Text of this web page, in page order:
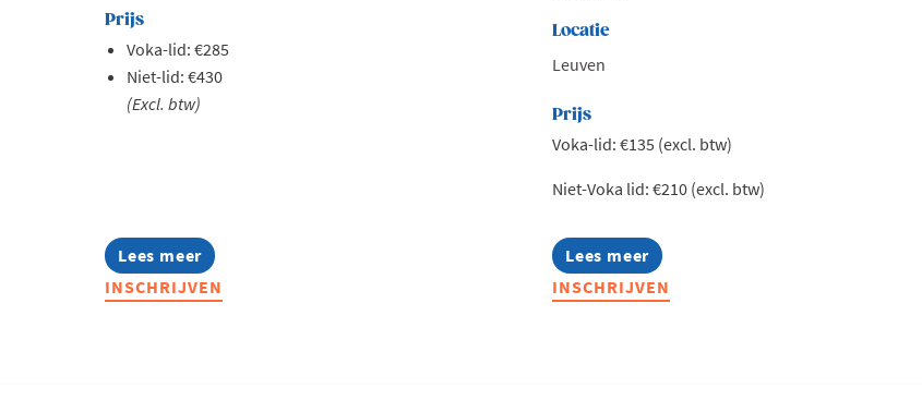
Prijs
Voka-lid: €285
Niet-lid: €430
(Excl. btw)
Lees meer
about
Summer
Masterclass:
INSCHRIJVEN
Locatie
Leuven
Prijs
Voka-lid: €135 (excl. btw)
Niet-Voka lid: €210 (excl. btw)
Lees meer
about
Exclusieve
lunch
INSCHRIJVEN